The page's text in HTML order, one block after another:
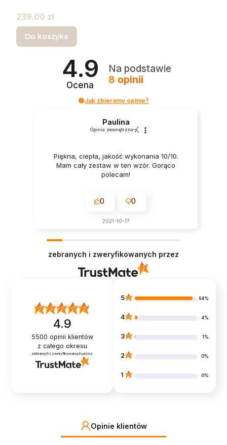
Cena
239,00 zł
Do koszyka
4.9
Ocena
Na podstawie
8 opinii
Jak zbieramy opinie?
Paulina
Opinia zewnętrzna
Piękna, ciepła, jakość wykonania 10/10.
Mam cały zestaw w ten wzór. Gorąco
polecam!
0 0
2021-10-17
zebranych i zweryfikowanych przez
4.9
5500 opinii klientów
z całego okresu
zebranych i zweryfikowanych przez
5 94%
4 4%
3 1%
2 0%
1 0%
Opinie klientów